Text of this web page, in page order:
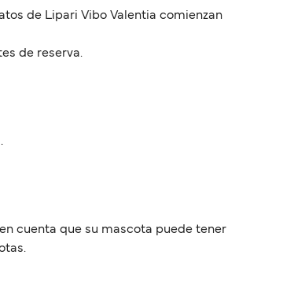
de Lipari Vibo Valentia comienzan
de reserva.
cuenta que su mascota puede tener